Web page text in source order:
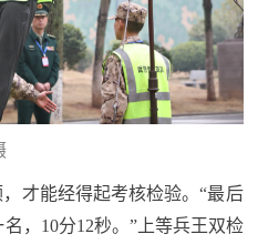
才能经得起考核检验。“最后
，10分12秒。”上等兵王双检